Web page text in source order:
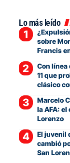
Lo más leído
sobre
Francis
Con línea
11 que
clásico
Marcelo
la AFA: el
Lorenzo
El juvenil
cambió
San